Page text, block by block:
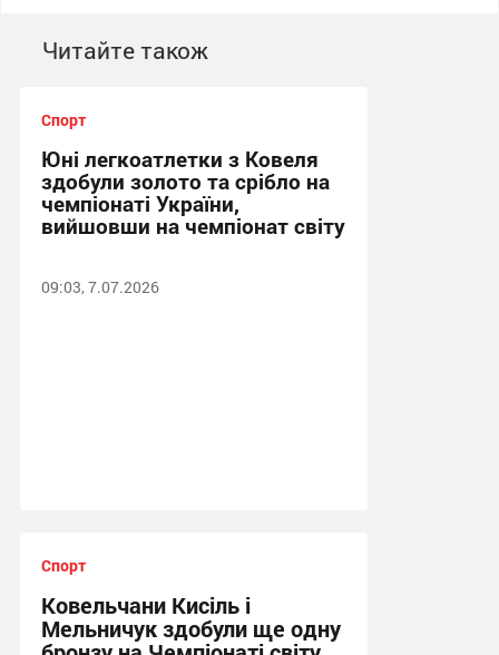
Читайте також
Спорт
Юні легкоатлетки з Ковеля
здобули золото та срібло на
чемпіонаті України,
вийшовши на чемпіонат світу
09:03, 7.07.2026
Спорт
Ковельчани Кисіль і
Мельничук здобули ще одну